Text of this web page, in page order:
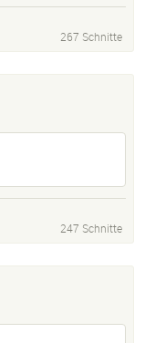
267 Schnitte
247 Schnitte